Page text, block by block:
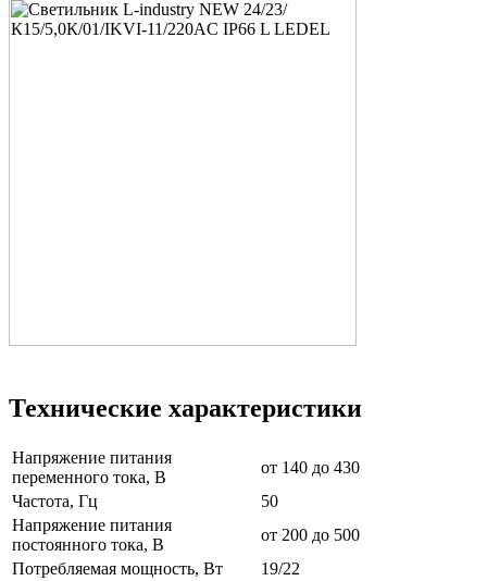
Технические характеристики
Напряжение питания
переменного тока, В
от 140 до 430
Частота, Гц
50
Напряжение питания
постоянного тока, В
от 200 до 500
Потребляемая мощность, Вт
19/22